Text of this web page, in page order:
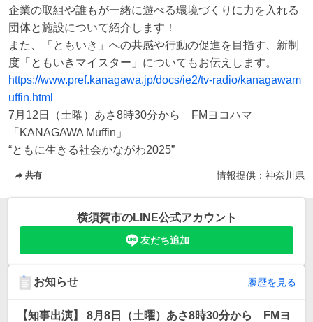
企業の取組や誰もが一緒に遊べる環境づくりに力を入れる
団体と施設について紹介します！
また、「ともいき」への共感や行動の促進を目指す、新制
https://www.pref.kanagawa.jp/docs/ie2/tv-radio/kanagawam
uffin.html
7月12日（土曜）あさ8時30分から　FMヨコハマ
「KANAGAWA Muffin」
“ともに生きる社会かながわ2025”
共有 情報提供： 神奈川県
横須賀市のLINE公式アカウント
友だち追加
お知らせ 履歴を見る
【知事出演】 8月8日（土曜）あさ8時30分から FMヨ